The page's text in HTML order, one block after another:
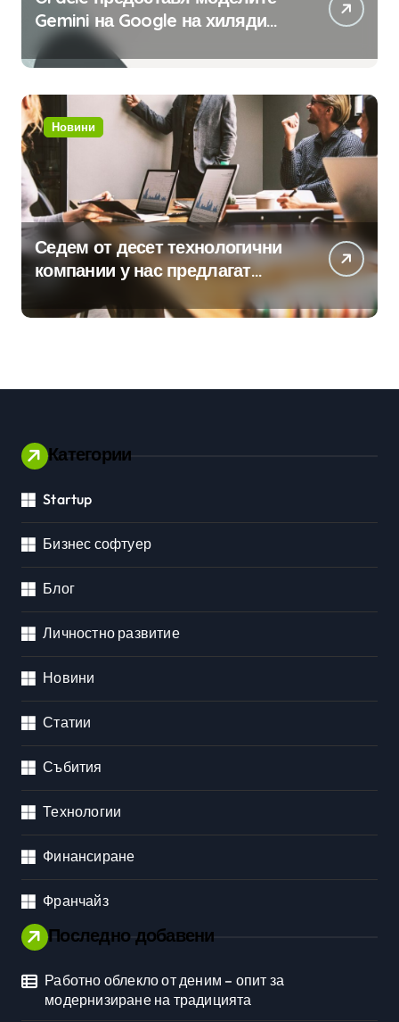
Gemini на Google на хиляди
клиенти на бизнес
приложения
Новини
Седем от десет технологични
компании у нас предлагат
хибридна работа
Категории
Startup
Бизнес софтуер
Блог
Личностно развитие
Новини
Статии
Събития
Технологии
Финансиране
Франчайз
Последно добавени
Работно облекло от деним – опит за
модернизиране на традицията